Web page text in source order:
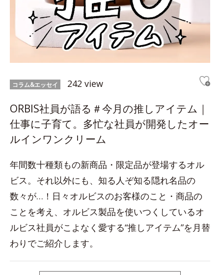
コラム&エッセイ 242 view
ORBIS社員が語る＃今月の推しアイテム｜
仕事に子育て。多忙な社員が開発したオー
ルインワンクリーム
年間数十種類もの新商品・限定品が登場するオル
ビス。それ以外にも、知る人ぞ知る隠れ名品の
数々が…！日々オルビスのお客様のこと・商品の
ことを考え、オルビス製品を使いつくしているオ
ルビス社員がこよなく愛する“推しアイテム”を月替
わりでご紹介します。